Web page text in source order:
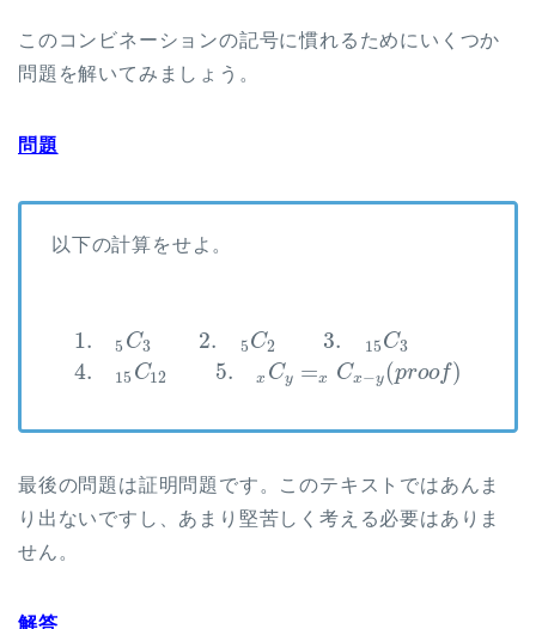
このコンビネーションの記号に慣れるためにいくつか
問題を解いてみましょう。
問題
以下の計算をせよ。
1. 5 C3 2. 5C2 3. 15C3
4. 15 C12 5. x Cy =x Cx−y (proof)
最後の問題は証明問題です。このテキストではあんま
り出ないですし、あまり堅苦しく考える必要はありま
せん。
解答